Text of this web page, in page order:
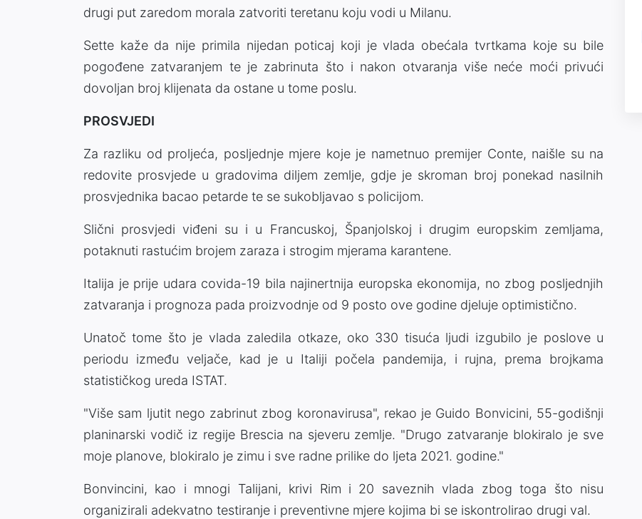
drugi put zaredom morala zatvoriti teretanu koju vodi u Milanu.
Sette kaže da nije primila nijedan poticaj koji je vlada obećala tvrtkama koje su bile
pogođene zatvaranjem te je zabrinuta što i nakon otvaranja više neće moći privući
dovoljan broj klijenata da ostane u tome poslu.
PROSVJEDI
Za razliku od proljeća, posljednje mjere koje je nametnuo premijer Conte, naišle su na
redovite prosvjede u gradovima diljem zemlje, gdje je skroman broj ponekad nasilnih
prosvjednika bacao petarde te se sukobljavao s policijom.
Slični prosvjedi viđeni su i u Francuskoj, Španjolskoj i drugim europskim zemljama,
potaknuti rastućim brojem zaraza i strogim mjerama karantene.
Italija je prije udara covida-19 bila najinertnija europska ekonomija, no zbog posljednjih
zatvaranja i prognoza pada proizvodnje od 9 posto ove godine djeluje optimistično.
Unatoč tome što je vlada zaledila otkaze, oko 330 tisuća ljudi izgubilo je poslove u
periodu između veljače, kad je u Italiji počela pandemija, i rujna, prema brojkama
statističkog ureda ISTAT.
"Više sam ljutit nego zabrinut zbog koronavirusa", rekao je Guido Bonvicini, 55-godišnji
planinarski vodič iz regije Brescia na sjeveru zemlje. "Drugo zatvaranje blokiralo je sve
moje planove, blokiralo je zimu i sve radne prilike do ljeta 2021. godine."
Bonvincini, kao i mnogi Talijani, krivi Rim i 20 saveznih vlada zbog toga što nisu
organizirali adekvatno testiranje i preventivne mjere kojima bi se iskontrolirao drugi val.